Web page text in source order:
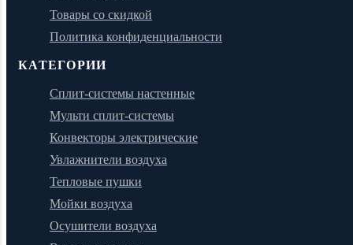
Товары со скидкой
Политика конфиденциальности
КАТЕГОРИИ
Сплит-системы настенные
Мульти сплит-системы
Конвекторы электрические
Увлажнители воздуха
Тепловые пушки
Мойки воздуха
Осушители воздуха